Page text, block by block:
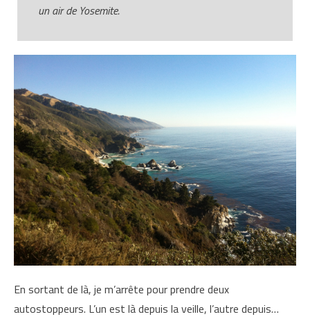
un air de Yosemite.
En sortant de là, je m’arrête pour prendre deux
autostoppeurs. L’un est là depuis la veille, l’autre depuis…